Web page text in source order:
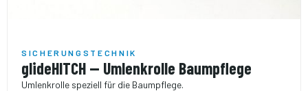
SICHERUNGSTECHNIK
glideHITCH — Umlenkrolle Baumpflege
Umlenkrolle speziell für die Baumpflege.